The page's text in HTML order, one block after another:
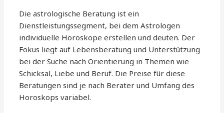
Die astrologische Beratung ist ein
Dienstleistungssegment, bei dem Astrologen
individuelle Horoskope erstellen und deuten. Der
Fokus liegt auf Lebensberatung und Unterstützung
bei der Suche nach Orientierung in Themen wie
Schicksal, Liebe und Beruf. Die Preise für diese
Beratungen sind je nach Berater und Umfang des
Horoskops variabel.